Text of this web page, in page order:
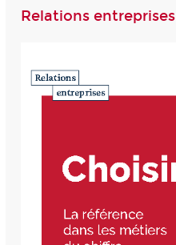
Relations entreprises